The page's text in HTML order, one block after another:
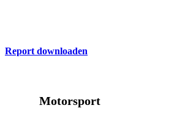
Report downloaden
Motorsport